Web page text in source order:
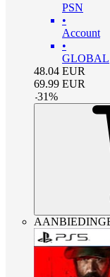
PSN
•
Account
•
GLOBAL
48.04 EUR
69.99 EUR
-31%